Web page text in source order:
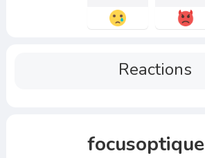
Reactions
focusoptique